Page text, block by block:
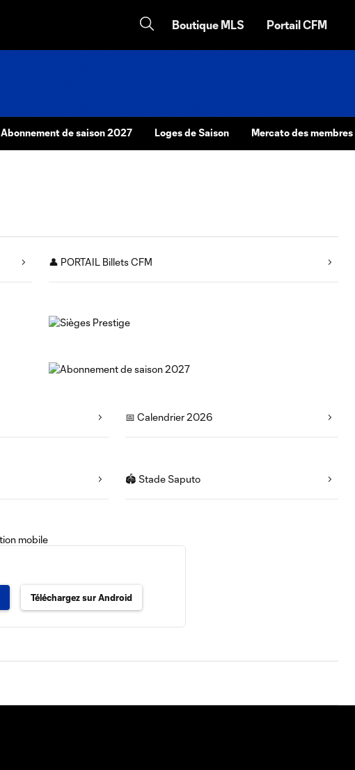
Boutique MLS Portail CFM
Abonnement de saison 2027 Loges de Saison Mercato des membres
👤 PORTAIL Billets CFM
📅 Calendrier 2026
🏟️ Stade Saputo
Téléchargez sur Android